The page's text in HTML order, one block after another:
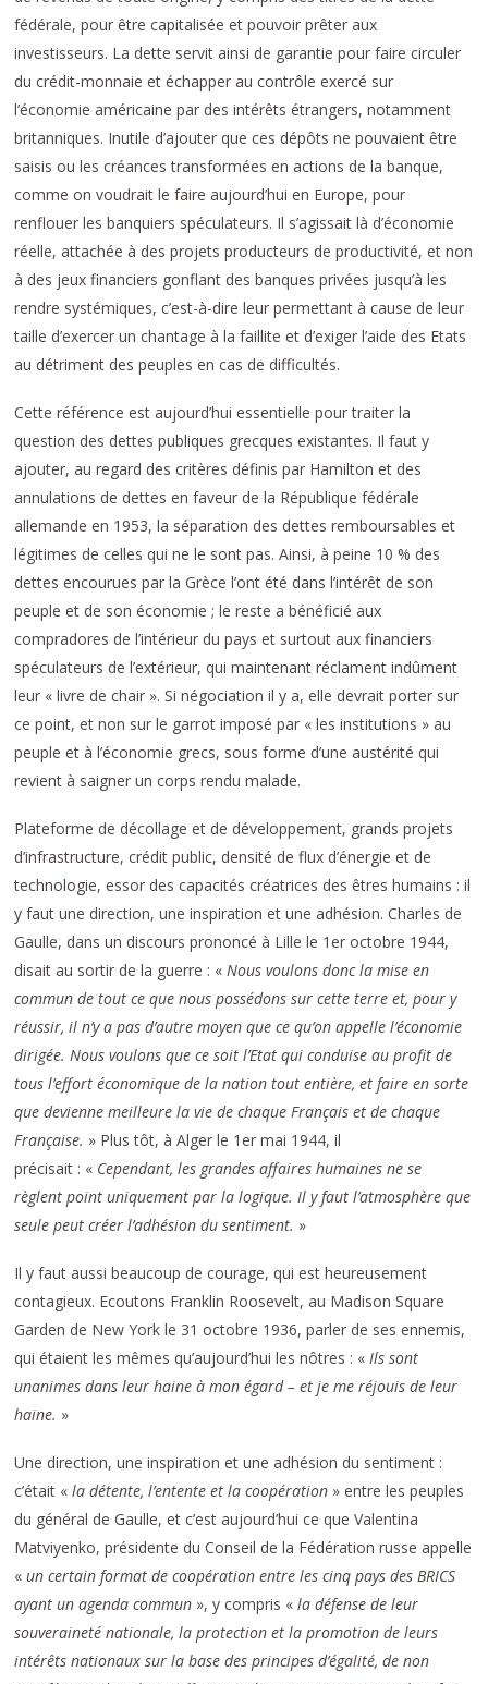
fédérale, pour être capitalisée et pouvoir prêter aux
investisseurs. La dette servit ainsi de garantie pour faire circuler
du crédit-monnaie et échapper au contrôle exercé sur
l’économie américaine par des intérêts étrangers, notamment
britanniques. Inutile d’ajouter que ces dépôts ne pouvaient être
saisis ou les créances transformées en actions de la banque,
comme on voudrait le faire aujourd’hui en Europe, pour
renflouer les banquiers spéculateurs. Il s’agissait là d’économie
réelle, attachée à des projets producteurs de productivité, et non
à des jeux financiers gonflant des banques privées jusqu’à les
rendre systémiques, c’est-à-dire leur permettant à cause de leur
taille d’exercer un chantage à la faillite et d’exiger l’aide des Etats
au détriment des peuples en cas de difficultés.
Cette référence est aujourd’hui essentielle pour traiter la
question des dettes publiques grecques existantes. Il faut y
ajouter, au regard des critères définis par Hamilton et des
annulations de dettes en faveur de la République fédérale
allemande en 1953, la séparation des dettes remboursables et
légitimes de celles qui ne le sont pas. Ainsi, à peine 10 % des
dettes encourues par la Grèce l’ont été dans l’intérêt de son
peuple et de son économie ; le reste a bénéficié aux
compradores de l’intérieur du pays et surtout aux financiers
spéculateurs de l’extérieur, qui maintenant réclament indûment
leur « livre de chair ». Si négociation il y a, elle devrait porter sur
ce point, et non sur le garrot imposé par « les institutions » au
peuple et à l’économie grecs, sous forme d’une austérité qui
revient à saigner un corps rendu malade.
Plateforme de décollage et de développement, grands projets
d’infrastructure, crédit public, densité de flux d’énergie et de
technologie, essor des capacités créatrices des êtres humains : il
y faut une direction, une inspiration et une adhésion. Charles de
Gaulle, dans un discours prononcé à Lille le 1er octobre 1944,
disait au sortir de la guerre : « Nous voulons donc la mise en
commun de tout ce que nous possédons sur cette terre et, pour y
réussir, il n’y a pas d’autre moyen que ce qu’on appelle l’économie
dirigée. Nous voulons que ce soit l’Etat qui conduise au profit de
tous l’effort économique de la nation tout entière, et faire en sorte
que devienne meilleure la vie de chaque Français et de chaque
Française. » Plus tôt, à Alger le 1er mai 1944, il
précisait : « Cependant, les grandes affaires humaines ne se
règlent point uniquement par la logique. Il y faut l’atmosphère que
seule peut créer l’adhésion du sentiment. »
Il y faut aussi beaucoup de courage, qui est heureusement
contagieux. Ecoutons Franklin Roosevelt, au Madison Square
Garden de New York le 31 octobre 1936, parler de ses ennemis,
qui étaient les mêmes qu’aujourd’hui les nôtres : « Ils sont
unanimes dans leur haine à mon égard – et je me réjouis de leur
haine. »
Une direction, une inspiration et une adhésion du sentiment :
c’était «la détente, l’entente et la coopération » entre les peuples
du général de Gaulle, et c’est aujourd’hui ce que Valentina
Matviyenko, présidente du Conseil de la Fédération russe appelle
«un certain format de coopération entre les cinq pays des BRICS
ayant un agenda commun », y compris «la défense de leur
souveraineté nationale, la protection et la promotion de leurs
intérêts nationaux sur la base des principes d’égalité, de non